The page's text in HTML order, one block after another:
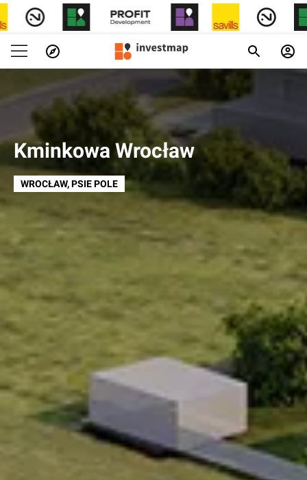
Kminkowa Wrocław
WROCŁAW, PSIE POLE